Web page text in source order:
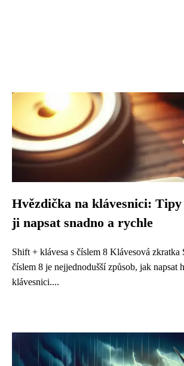
Hvězdička na klávesnici:
ji napsat snadno a rychle
Shift + klávesa s číslem 8 Klávesová zkratka
číslem 8 je nejjednodušší způsob, jak napsat
klávesnici....